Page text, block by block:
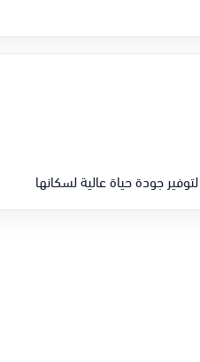
جودة حياة عالية لسكانها